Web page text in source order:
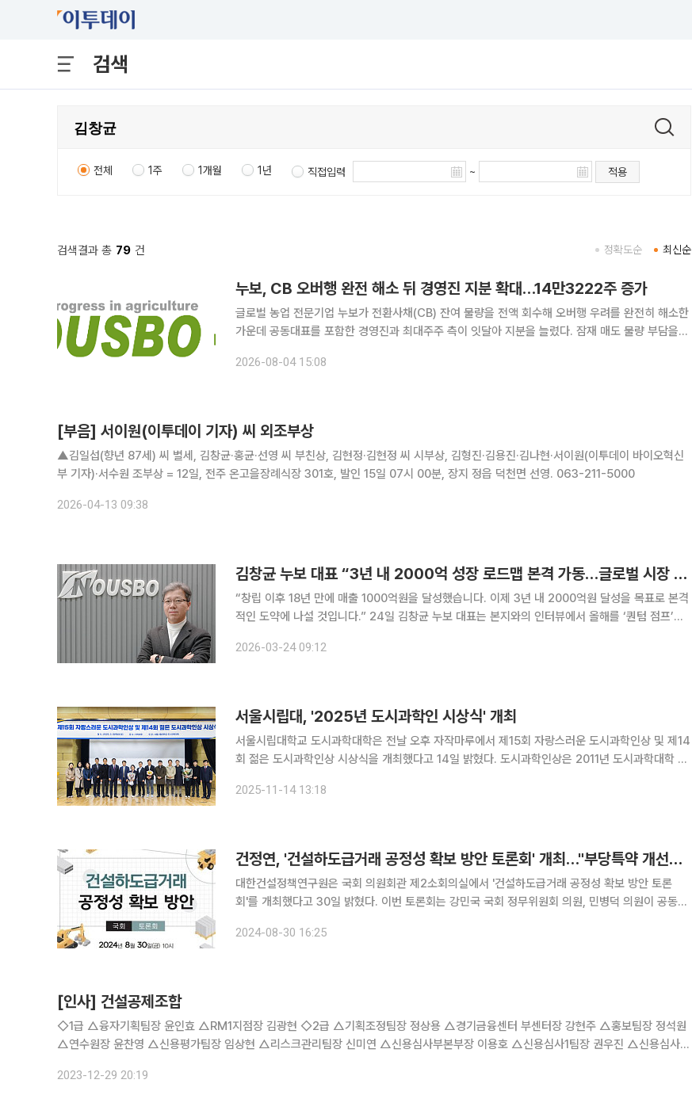
검색
전체 1주 1개월 1년 직접입력 ~ 적용
검색결과 총 79 건 최신순
정확도순
누보, CB 오버행 완전 해소 뒤 경영진 지분 확대…14만3222주 증가
글로벌 농업 전문기업 누보가 전환사채(CB) 잔여 물량을 전액 회수해 오버행 우려를 완전히 해소한
가운데 공동대표를 포함한 경영진과 최대주주 측이 잇달아 지분을 늘렸다. 잠재 매도 물량 부담을
2026-08-04 15:08
[부음] 서이원(이투데이 기자) 씨 외조부상
▲김일섭(향년 87세) 씨 별세, 김창균·홍균·선영 씨 부친상, 김현정·김현정 씨 시부상, 김형진·김용진·김나현·서이원(이투데이 바이오혁신
부 기자)·서수원 조부상 = 12일, 전주 온고을장례식장 301호, 발인 15일 07시 00분, 장지 정읍 덕천면 선영. 063-211-5000
2026-04-13 09:38
김창균 누보 대표 “3년 내 2000억 성장 로드맵 본격 가동…글로벌 시장 판 흔든다”
“창립 이후 18년 만에 매출 1000억원을 달성했습니다. 이제 3년 내 2000억원 달성을 목표로 본격
적인 도약에 나설 것입니다.” 24일 김창균 누보 대표는 본지와의 인터뷰에서 올해를 ‘퀀텀 점프’의
비료 사업을 중심으로 꾸준한 성장을 이어왔으며,
2026-03-24 09:12
서울시립대, '2025년 도시과학인 시상식' 개최
서울시립대학교 도시과학대학은 전날 오후 자작마루에서 제15회 자랑스러운 도시과학인상 및 제14
회 젊은 도시과학인상 시상식을 개최했다고 14일 밝혔다. 도시과학인상은 2011년 도시과학대학 설
시립대 도시과학 분야의 발전에 기여한 동문들의 업적을 기리고자 마
2025-11-14 13:18
건정연, '건설하도급거래 공정성 확보 방안 토론회' 개최…"부당특약 개선돼야"
대한건설정책연구원은 국회 의원회관 제2소회의실에서 '건설하도급거래 공정성 확보 방안 토론
회'를 개최했다고 30일 밝혔다. 이번 토론회는 강민국 국회 정무위원회 의원, 민병덕 의원이 공동주
도급법학회의 후원으로 부당특약 근절과 안정적인 하도급대금 지급을 위한 개선 방
2024-08-30 16:25
[인사] 건설공제조합
◇1급 △융자기획팀장 윤인효 △RM1지점장 김광현 ◇2급 △기획조정팀장 정상용 △경기금융센터 부센터장 강현주 △홍보팀장 정석원
△연수원장 윤찬영 △신용평가팀장 임상현 △리스크관리팀장 신미연 △신용심사부본부장 이용호 △신용심사1팀장 권우진 △신용심사2
2023-12-29 20:19